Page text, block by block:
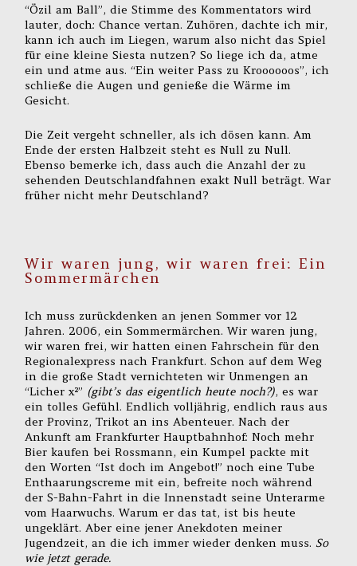
“Özil am Ball”, die Stimme des Kommentators wird
lauter, doch: Chance vertan. Zuhören, dachte ich mir,
kann ich auch im Liegen, warum also nicht das Spiel
für eine kleine Siesta nutzen? So liege ich da, atme
ein und atme aus. “Ein weiter Pass zu Kroooooos”, ich
schließe die Augen und genieße die Wärme im
Gesicht.
Die Zeit vergeht schneller, als ich dösen kann. Am
Ende der ersten Halbzeit steht es Null zu Null.
Ebenso bemerke ich, dass auch die Anzahl der zu
sehenden Deutschlandfahnen exakt Null beträgt. War
früher nicht mehr Deutschland?
Wir waren jung, wir waren frei: Ein
Sommermärchen
Ich muss zurückdenken an jenen Sommer vor 12
Jahren. 2006, ein Sommermärchen. Wir waren jung,
wir waren frei, wir hatten einen Fahrschein für den
Regionalexpress nach Frankfurt. Schon auf dem Weg
in die große Stadt vernichteten wir Unmengen an
“Licher x²” (gibt’s das eigentlich heute noch?), es war
ein tolles Gefühl. Endlich volljährig, endlich raus aus
der Provinz, Trikot an ins Abenteuer. Nach der
Ankunft am Frankfurter Hauptbahnhof: Noch mehr
Bier kaufen bei Rossmann, ein Kumpel packte mit
den Worten “Ist doch im Angebot!” noch eine Tube
Enthaarungscreme mit ein, befreite noch während
der S-Bahn-Fahrt in die Innenstadt seine Unterarme
vom Haarwuchs. Warum er das tat, ist bis heute
ungeklärt. Aber eine jener Anekdoten meiner
Jugendzeit, an die ich immer wieder denken muss.So
wie jetzt gerade.